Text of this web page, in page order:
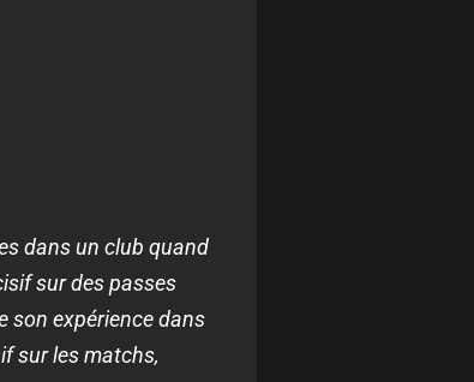
dans un club quand
sur des passes
son expérience dans
sur les matchs,